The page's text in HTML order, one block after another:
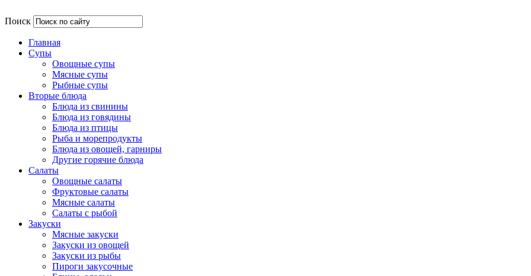
Поиск
Главная
Супы
Овощные супы
Мясные супы
Рыбные супы
Вторые блюда
Блюда из свинины
Блюда из говядины
Блюда из птицы
Рыба и морепродукты
Блюда из овощей, гарниры
Другие горячие блюда
Салаты
Овощные салаты
Фруктовые салаты
Мясные салаты
Салаты с рыбой
Закуски
Мясные закуски
Закуски из овощей
Закуски из рыбы
Пироги закусочные